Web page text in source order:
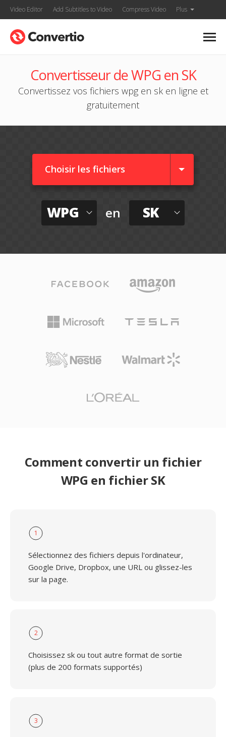
Video Editor Add Subtitles to Video Compress Video Plus
Convertisseur de WPG en SK
Convertissez vos fichiers wpg en sk en ligne et
gratuitement
Choisir les fichiers
WPG en SK
Comment convertir un fichier
WPG en fichier SK
1
Sélectionnez des fichiers depuis l'ordinateur,
Google Drive, Dropbox, une URL ou glissez-les
sur la page.
2
Choisissez sk ou tout autre format de sortie
(plus de 200 formats supportés)
3